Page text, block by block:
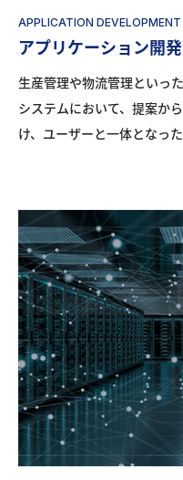
APPLICATION DEVELOPMENT
アプリケーション開発
生産管理や物流管理といっ
システムにおいて、提案か
け、ユーザーと一体となっ